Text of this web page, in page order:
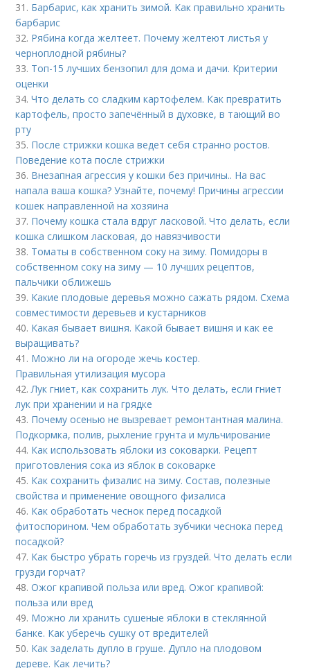
31. Барбарис, как хранить зимой. Как правильно хранить
барбарис
32. Рябина когда желтеет. Почему желтеют листья у
черноплодной рябины?
33. Топ-15 лучших бензопил для дома и дачи. Критерии
оценки
34.Что делать со сладким картофелем. Как превратить
картофель, просто запечённый в духовке, в тающий во
рту
35. После стрижки кошка ведет себя странно ростов.
Поведение кота после стрижки
36. Внезапная агрессия у кошки без причины.. На вас
напала ваша кошка? Узнайте, почему! Причины агрессии
кошек направленной на хозяина
37. Почему кошка стала вдруг ласковой. Что делать, если
кошка слишком ласковая, до навязчивости
38. Томаты в собственном соку на зиму. Помидоры в
собственном соку на зиму — 10 лучших рецептов,
пальчики оближешь
39. Какие плодовые деревья можно сажать рядом. Схема
совместимости деревьев и кустарников
40. Какая бывает вишня. Какой бывает вишня и как ее
выращивать?
41. Можно ли на огороде жечь костер.
Правильная утилизация мусора
42.Лук гниет, как сохранить лук. Что делать, если гниет
лук при хранении и на грядке
43. Почему осенью не вызревает ремонтантная малина.
Подкормка, полив, рыхление грунта и мульчирование
44. Как использовать яблоки из соковарки. Рецепт
приготовления сока из яблок в соковарке
45. Как сохранить физалис на зиму. Состав, полезные
свойства и применение овощного физалиса
46. Как обработать чеснок перед посадкой
фитоспорином. Чем обработать зубчики чеснока перед
посадкой?
47. Как быстро убрать горечь из груздей. Что делать если
грузди горчат?
48.Ожог крапивой польза или вред. Ожог крапивой:
польза или вред
49. Можно ли хранить сушеные яблоки в стеклянной
банке. Как уберечь сушку от вредителей
50. Как заделать дупло в груше. Дупло на плодовом
дереве. Как лечить?